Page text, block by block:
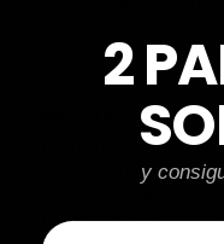
★
ESPECTACULARES
Total control del pedido,
modelo elegido,
Travis Scott
2
y
Email